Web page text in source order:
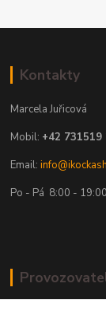
Kontakty
Marcela Juřicová
Mobil: +42 731519
Email:
Po - Pá 8:00 -